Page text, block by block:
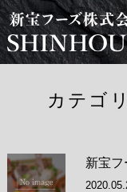
カテゴ
新宝